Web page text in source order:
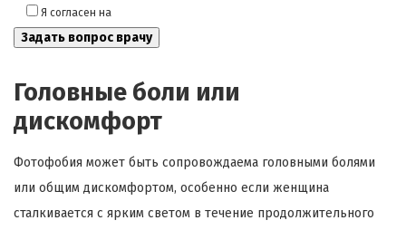
Я согласен на
Головные боли или
дискомфорт
Фотофобия может быть сопровождаема головными болями
или общим дискомфортом, особенно если женщина
сталкивается с ярким светом в течение продолжительного